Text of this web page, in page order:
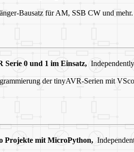
Bausatz für AM, SSB CW und mehr.
Serie 0 und 1 im Einsatz,
der tinyAVR-Serien mit
Projekte mit MicroPython,